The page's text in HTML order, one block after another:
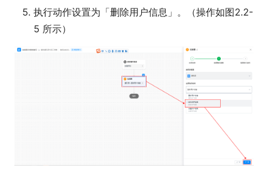
执行动作设置为「删除用户信息」。（操作如图2.2-
5 所示）